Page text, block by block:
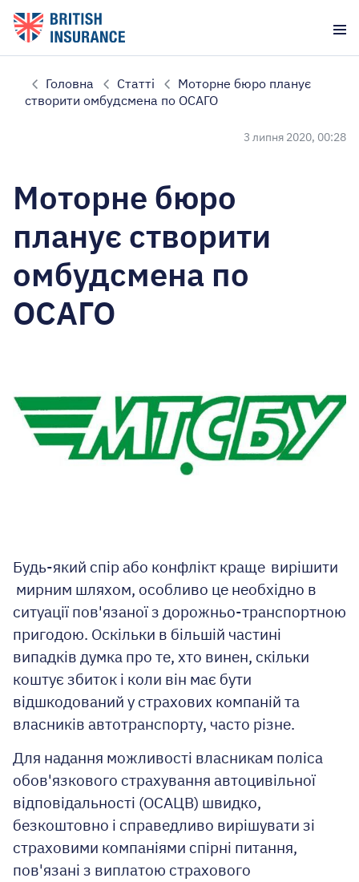
Головна Статті
Моторне бюро планує
створити омбудсмена по ОСАГО
3 липня 2020, 00:28
Моторне бюро
планує створити
омбудсмена по
ОСАГО
Будь-який спір або конфлікт краще вирішити
мирним шляхом, особливо це необхідно в
ситуації пов'язаної з дорожньо-транспортною
пригодою. Оскільки в більшій частині
випадків думка про те, хто винен, скільки
коштує збиток і коли він має бути
відшкодований у страхових компаній та
власників автотранспорту, часто різне.
Для надання можливості власникам поліса
обов'язкового страхування автоцивільної
відповідальності (ОСАЦВ) швидко,
безкоштовно і справедливо вирішувати зі
страховими компаніями спірні питання,
пов'язані з виплатою страхового